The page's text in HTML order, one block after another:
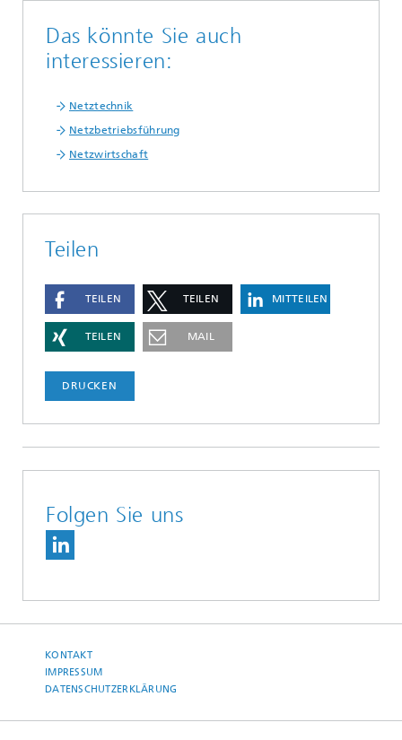
Das könnte Sie auch
interessieren:
Netztechnik
Netzbetriebsführung
Netzwirtschaft
Teilen
TEILEN TEILEN MITTEILEN
TEILEN MAIL
DRUCKEN
Folgen Sie uns
KONTAKT
IMPRESSUM
DATENSCHUTZERKLÄRUNG